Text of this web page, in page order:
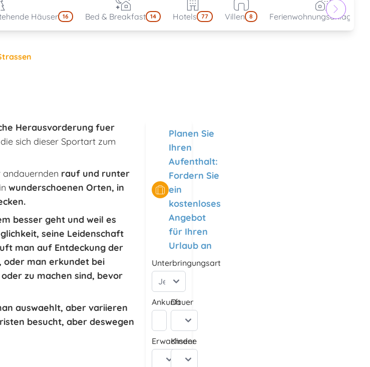
Häuser 16 Bed & Breakfast 14 Hotels 77 Villen 8 Ferienwohnungsanlagen
Herausvorderung fuer
sich dieser Sportart zum
andauernden rauf und runter
wunderschoenen Orten, in
besser geht und weil es
seine Leidenschaft
man auf Entdeckung der
oder man erkundet bei
zu machen sind, bevor
auswaehlt, aber variieren
besucht, aber deswegen
Planen Sie
Ihren
Aufenthalt:
Fordern Sie
ein
kostenloses
Angebot
für Ihren
Urlaub an
Unterbringungsart
AnkunftDauer
Erwachsene
Kinder